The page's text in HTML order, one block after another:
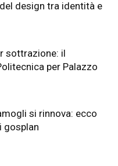
design tra identità e
sottrazione: il
per Palazzo
si rinnova: ecco
gosplan